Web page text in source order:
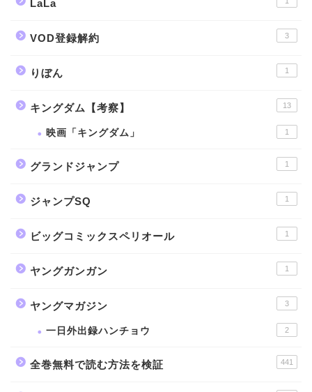
LaLa
VOD登録解約 3
りぼん 1
キングダム【考察】 13
映画「キングダム」 1
グランドジャンプ 1
ジャンプSQ 1
ビッグコミックスペリオール 1
ヤングガンガン 1
ヤングマガジン 3
一日外出録ハンチョウ 2
全巻無料で読む方法を検証 441